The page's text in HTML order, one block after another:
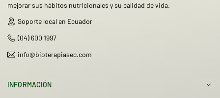
mejorar sus hábitos nutricionales y su calidad de vida.
Soporte local en Ecuador
(04) 600 1997
info@bioterapiasec.com
INFORMACIÓN